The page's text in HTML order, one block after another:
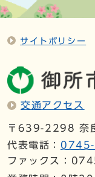
サイトポリシー
交通アクセス
〒639-2298 奈
代表電話：
ファックス：